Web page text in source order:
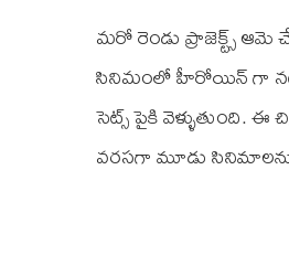
మరో రెండు ప్రాజెక్ట్స్
సినిమంలో హీరోయిన్ గా
సెట్స్ పైకి వెళ్ళుతుంది.
వరసగా మూడు